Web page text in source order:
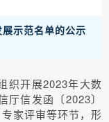
示范名单的公示
织开展2023年大数
信发函〔2023〕
家评审等环节，形